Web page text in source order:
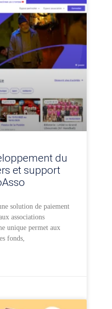
du
et support
solution de paiement
associations
unique permet aux
fonds,